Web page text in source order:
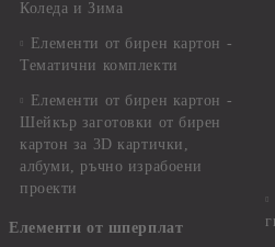
Коледа и Зима
Елементи от бирен картон -
Тематични комплекти
Елементи от бирен картон -
Шейкър заготовки от бирен
картон за 3D картички,
албуми, ръчно израбоени
проекти
Елементи от шперплат